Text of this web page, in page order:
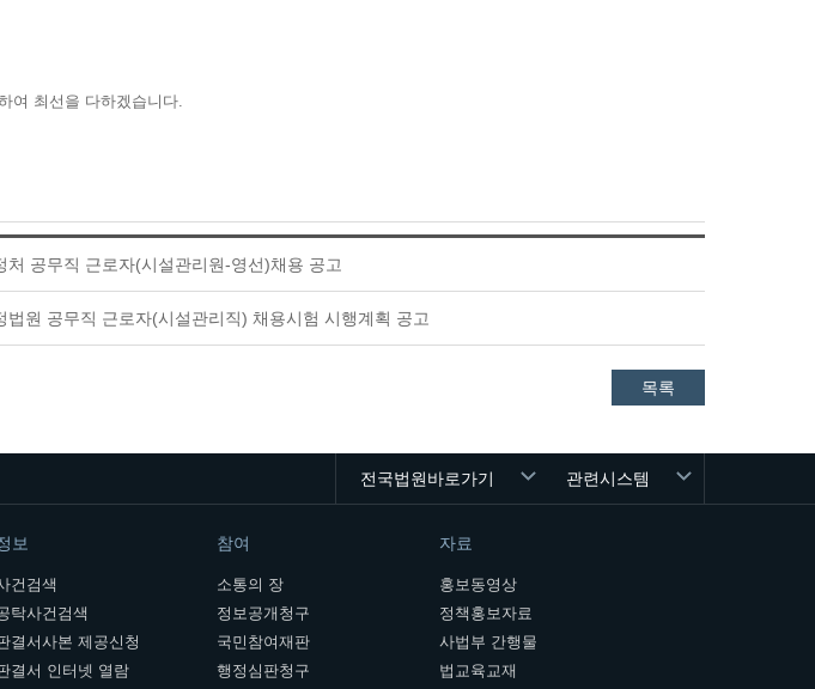
여 최선을 다하겠습니다.
처 공무직 근로자(시설관리원-영선)채용 공고
법원 공무직 근로자(시설관리직) 채용시험 시행계획 공고
목록
전국법원바로가기 관련시스템
보
건검색
탁사건검색
결서사본 제공신청
결서 인터넷 열람
참여
소통의 장
정보공개청구
국민참여재판
행정심판청구
자료
홍보동영상
정책홍보자료
사법부 간행물
법교육교재